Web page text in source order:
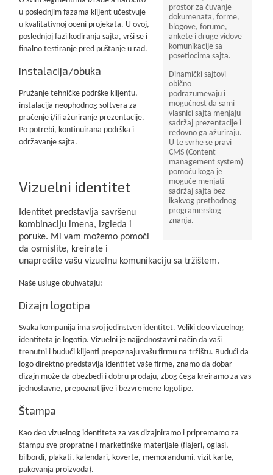
prostor za čuvanje
dokumenata, forme,
blogove, forume,
ankete i druge vidove
komunikacije sa
posetiocima sajta.
Dinamički sajtovi
obično
podrazumevaju i
mogućnost da sami
vlasnici sajta menjaju
sadržaj prezentacije i
redovno ga ažuriraju.
U te svrhe se pravi
CMS (Content
management system)
pomoću koga je
moguće menjati
sadržaj sajta bez
ikakvog prethodnog
programerskog
znanja.
u poslednjim fazama klijent učestvuje
u kvalitativnoj oceni projekata. U ovoj,
poslednjoj fazi kodiranja sajta, vrši se i
finalno testiranje pred puštanje u rad.
Instalacija/obuka
Pružanje tehničke podrške klijentu,
instalacija neophodnog softvera za
praćenje i/ili ažuriranje prezentacije.
Po potrebi, kontinuirana podrška i
održavanje sajta.
Vizuelni identitet
Identitet predstavlja savršenu
kombinaciju imena, izgleda i
poruke. Mi vam možemo pomoći
da osmislite, kreirate i
unapredite vašu vizuelnu komunikaciju sa tržištem.
Naše usluge obuhvataju:
Dizajn logotipa
Svaka kompanija ima svoj jedinstven identitet. Veliki deo vizuelnog
identiteta je logotip. Vizuelni je najjednostavni način da vaši
trenutni i budući klijenti prepoznaju vašu firmu na tržištu. Budući da
logo direktno predstavlja identitet vaše firme, znamo da dobar
dizajn može da obezbedi i dobru prodaju, zbog čega kreiramo za vas
jednostavne, prepoznatljive i bezvremene logotipe.
Štampa
Kao deo vizuelnog identiteta za vas dizajniramo i pripremamo za
štampu sve propratne i marketinške materijale (flajeri, oglasi,
bilbordi, plakati, kalendari, koverte, memorandumi, vizit karte,
pakovanja proizvoda).